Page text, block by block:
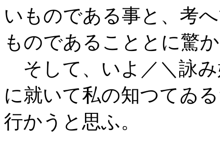
いものである事と、考
ものであることとに驚
そして、いよ／＼詠
に就いて私の知つてゐ
行かうと思ふ。